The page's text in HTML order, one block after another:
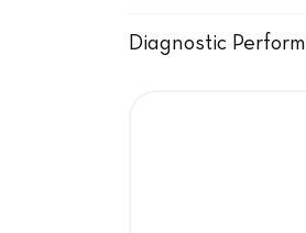
Diagnostic